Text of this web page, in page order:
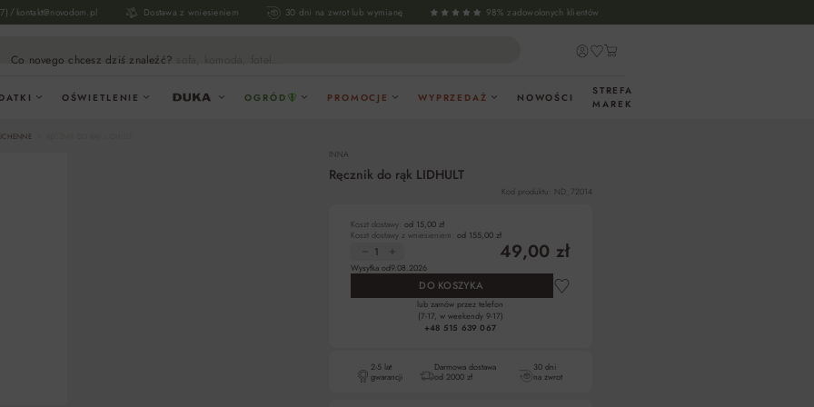
/ kontakt@novodom.pl Dostawa z wniesieniem 30 dni na zwrot lub wymianę 98% zadowolonych klientów
Co novego chcesz dziś znaleźć? sofa, komoda, fotel...
OŚWIETLENIE OGRÓD PROMOCJE WYPRZEDAŻ NOWOŚCI
STREFA
MAREK
INNA
Ręcznik do rąk LIDHULT
Kod produktu: ND_72014
Koszt dostawy: od 15,00 zł
Koszt dostawy z wniesieniem: od 155,00 zł
49,00 zł
Wysyłka od9.08.2026
DO KOSZYKA
lub zamów przez telefon
(7-17, w weekendy 9-17)
+48 515 639 067
2-5 lat
gwarancji
Darmowa dostawa
od 2000 zł
30 dni
na zwrot